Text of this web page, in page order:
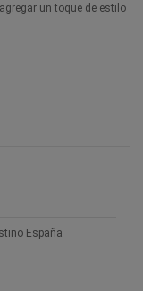
un toque de estilo
España